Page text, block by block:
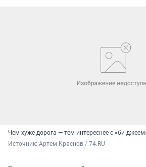
Чем хуже дорога — тем интереснее с «би-
Источник: Артем Краснов / 74.RU